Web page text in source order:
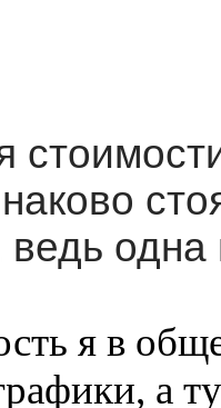
одна
я в
а